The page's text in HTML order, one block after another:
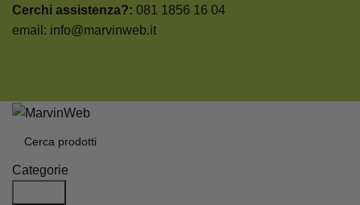
Cerchi assistenza?: 081 1856 16 04
email: info@marvinweb.it
Categorie